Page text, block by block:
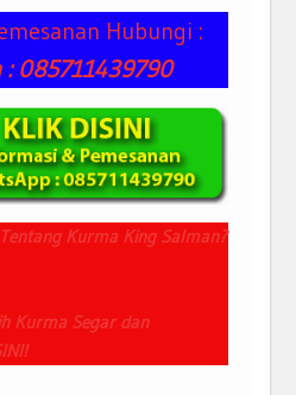
Hubungi :
: 085711439790
Kurma King Salman?
Kurma Segar dan